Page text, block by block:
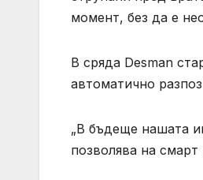
момент, без да е
В сряда Desman
автоматично
„В бъдеще нашата
позволява на